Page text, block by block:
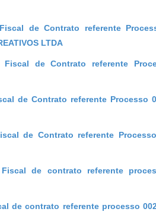
de Contrato referente
LTDA
de Contrato referente
de Contrato referente Processo
de Contrato referente
Fiscal de contrato referente
de contrato referente processo